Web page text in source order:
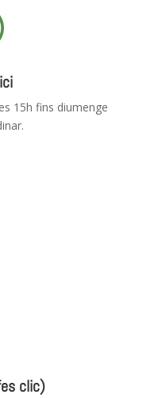
15h fins diumenge
clic)